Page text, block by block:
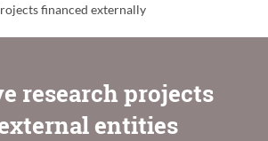
financed externally
research projects
entities